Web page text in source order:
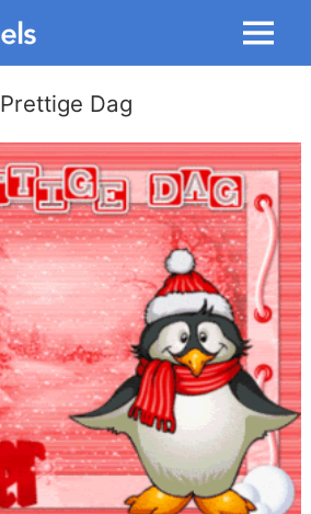
Menu
Prettige Dag